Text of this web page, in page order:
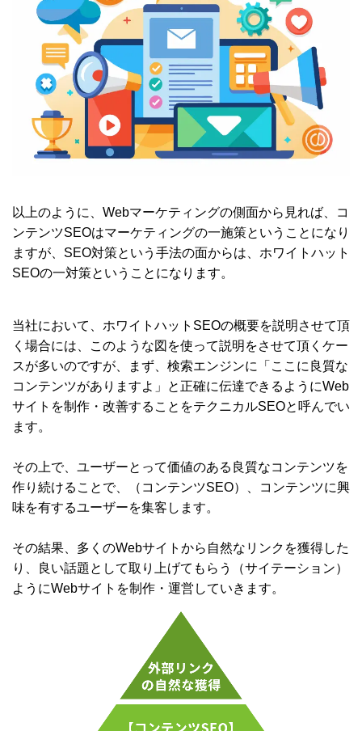
以上のように、Webマーケティングの側面から見れば、コ
ンテンツSEOはマーケティングの一施策ということになり
ますが、SEO対策という手法の面からは、ホワイトハット
SEOの一対策ということになります。
当社において、ホワイトハットSEOの概要を説明させて頂
く場合には、このような図を使って説明をさせて頂くケー
スが多いのですが、まず、検索エンジンに「ここに良質な
コンテンツがありますよ」と正確に伝達できるようにWeb
サイトを制作・改善することをテクニカルSEOと呼んでい
ます。
その上で、ユーザーとって価値のある良質なコンテンツを
作り続けることで、（コンテンツSEO）、コンテンツに興
味を有するユーザーを集客します。
その結果、多くのWebサイトから自然なリンクを獲得した
り、良い話題として取り上げてもらう（サイテーション）
ようにWebサイトを制作・運営していきます。